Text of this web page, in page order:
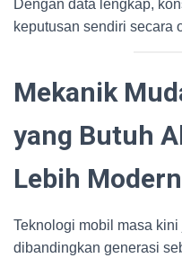
Dengan data lengkap,
keputusan sendiri secara
Mekanik
yang Butuh
Lebih Modern
Teknologi mobil masa
dibandingkan generasi